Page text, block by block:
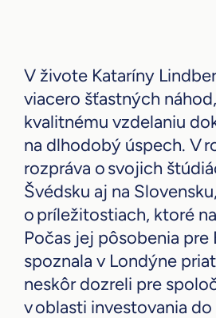
V živote Kataríny
viacero šťastných
kvalitnému vzdelaniu
na dlhodobý úspech. V
rozpráva o svojich
Švédsku aj na
o príležitostiach, ktoré
Počas jej pôsobenia pre
spoznala v Londýne
neskôr dozreli pre
v oblasti investovania do